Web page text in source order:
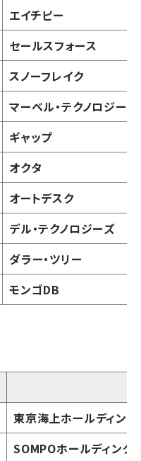
エイチピー
セールスフォース
スノーフレイク
マーベル・テクノロジー
ギャップ
オクタ
オートデスク
デル・テクノロジーズ
ダラー・ツリー
モンゴDB
東京海上ホールディング
SOMPOホールディング